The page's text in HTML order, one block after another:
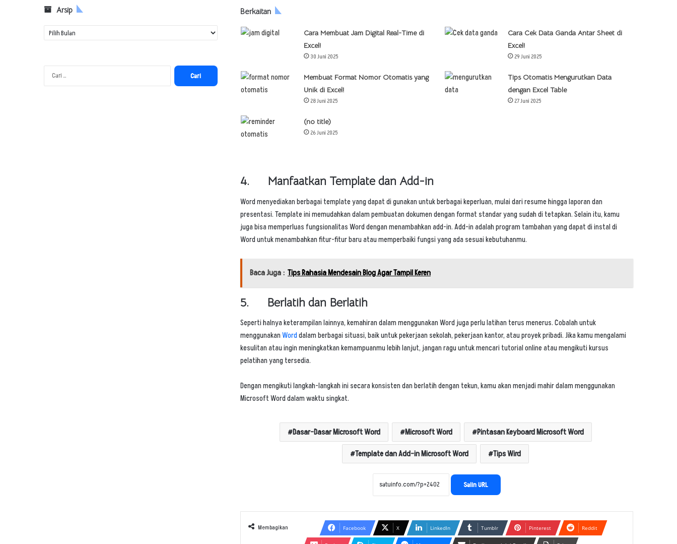
Berkaitan
Cara Membuat Jam Digital Real-Time di
Excel!
30 Juni 2025
Cara Cek Data Ganda Antar Sheet di
Excel!
29 Juni 2025
Membuat Format Nomor Otomatis yang
Unik di Excel!
28 Juni 2025
Tips Otomatis Mengurutkan Data
dengan Excel Table
27 Juni 2025
(no title)
26 Juni 2025
4. Manfaatkan Template dan Add-in
Word menyediakan berbagai template yang dapat di gunakan untuk berbagai keperluan, mulai dari resume hingga laporan dan
presentasi. Template ini memudahkan dalam pembuatan dokumen dengan format standar yang sudah di tetapkan. Selain itu, kamu
juga bisa memperluas fungsionalitas Word dengan menambahkan add-in. Add-in adalah program tambahan yang dapat di instal di
Word untuk menambahkan fitur-fitur baru atau memperbaiki fungsi yang ada sesuai kebutuhanmu.
Baca Juga : Tips Rahasia Mendesain Blog Agar Tampil Keren
5. Berlatih dan Berlatih
Seperti halnya keterampilan lainnya, kemahiran dalam menggunakan Word juga perlu latihan terus menerus. Cobalah untuk
menggunakanWorddalam berbagai situasi, baik untuk pekerjaan sekolah, pekerjaan kantor, atau proyek pribadi. Jika kamu mengalami
kesulitan atau ingin meningkatkan kemampuanmu lebih lanjut, jangan ragu untuk mencari tutorial online atau mengikuti kursus
pelatihan yang tersedia.
Dengan mengikuti langkah-langkah ini secara konsisten dan berlatih dengan tekun, kamu akan menjadi mahir dalam menggunakan
Microsoft Word dalam waktu singkat.
Dasar-Dasar Microsoft Word Microsoft Word
Pintasan Keyboard Microsoft Word
Template dan Add-in Microsoft Word
Tips Wird
Salin URL
Membagikan Facebook X LinkedIn Tumblr Pinterest Reddit
Cara Menyisipkan Gambar Otomatis
Mengatasi #N/A dan Error Lainnya di
Excel
Arsip
Cari
untuk: